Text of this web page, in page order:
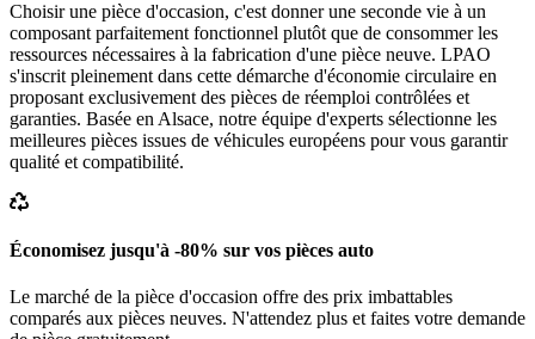
Choisir une pièce d'occasion, c'est donner une seconde vie à un
composant parfaitement fonctionnel plutôt que de consommer les
ressources nécessaires à la fabrication d'une pièce neuve. LPAO
s'inscrit pleinement dans cette démarche d'économie circulaire en
proposant exclusivement des pièces de réemploi contrôlées et
garanties. Basée en Alsace, notre équipe d'experts sélectionne les
meilleures pièces issues de véhicules européens pour vous garantir
qualité et compatibilité.
Économisez jusqu'à -80% sur vos pièces auto
Le marché de la pièce d'occasion offre des prix imbattables
comparés aux pièces neuves. N'attendez plus et faites votre demande